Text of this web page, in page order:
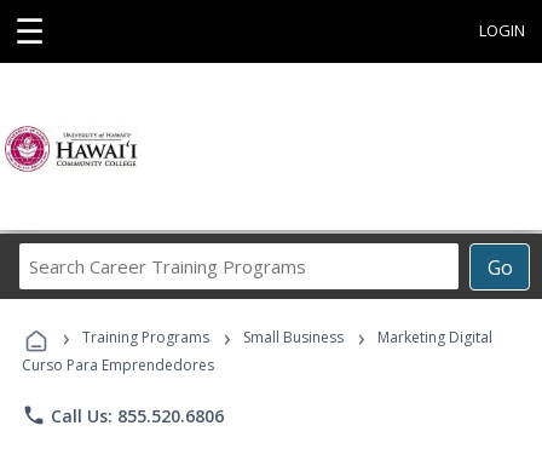
☰ LOGIN
Go
Career
Programs
› Training Programs › Small Business ›
Marketing Digital
Curso Para Emprendedores
phone Call Us: 855.520.6806